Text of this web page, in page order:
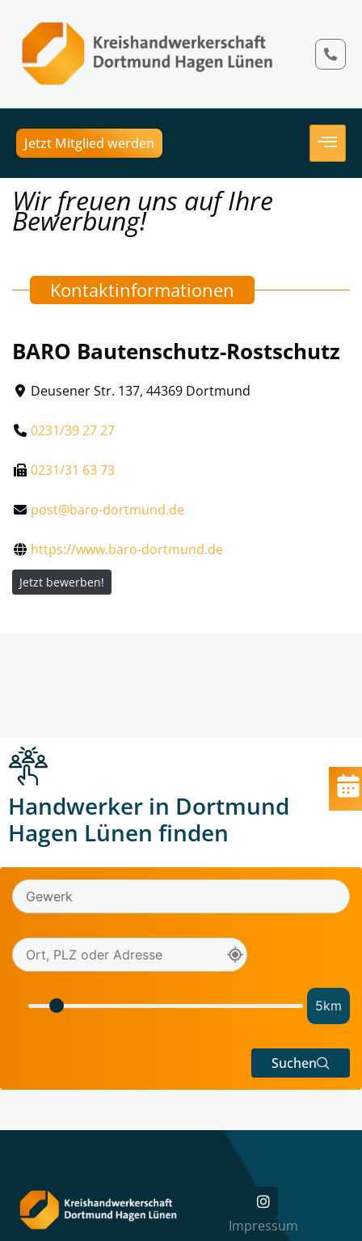
Jetzt Mitglied werden
Wir freuen uns auf Ihre
Bewerbung!
Kontaktinformationen
BARO Bautenschutz-Rostschutz
Deusener Str. 137, 44369 Dortmund
0231/39 27 27
0231/31 63 73
post@baro-dortmund.de
https://www.baro-dortmund.de
Jetzt bewerben!
Handwerker in Dortmund
Hagen Lünen finden
5km
Suchen
Impressum